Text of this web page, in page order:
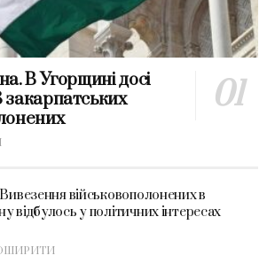
В Угорщині досі
військовополонених в
відбулось у політичних інтересах